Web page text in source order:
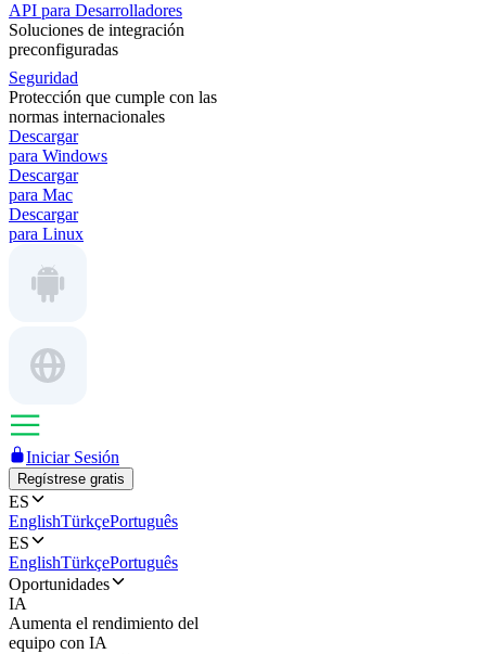
API para Desarrolladores
Soluciones de integración
preconfiguradas
Seguridad
Protección que cumple con las
normas internacionales
Descargar
para Windows
Descargar
para Mac
Descargar
para Linux
Iniciar Sesión
Regístrese gratis
ES
EnglishTürkçePortuguês
ES
EnglishTürkçePortuguês
Oportunidades
IA
Aumenta el rendimiento del
equipo con IA